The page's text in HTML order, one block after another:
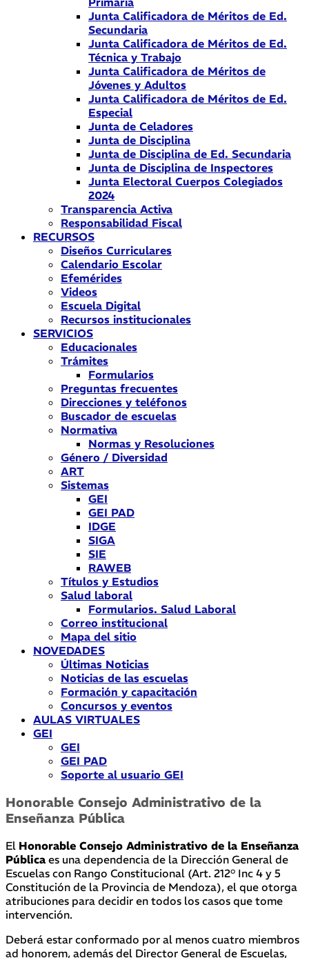
Junta Calificadora de Méritos de Ed.
Secundaria
Junta Calificadora de Méritos de Ed.
Técnica y Trabajo
Junta Calificadora de Méritos de
Jóvenes y Adultos
Junta Calificadora de Méritos de Ed.
Especial
Junta de Celadores
Junta de Disciplina
Junta de Disciplina de Ed. Secundaria
Junta de Disciplina de Inspectores
Junta Electoral Cuerpos Colegiados
2024
Transparencia Activa
Responsabilidad Fiscal
RECURSOS
Diseños Curriculares
Calendario Escolar
Efemérides
Videos
Escuela Digital
Recursos institucionales
SERVICIOS
Educacionales
Trámites
Formularios
Preguntas frecuentes
Direcciones y teléfonos
Buscador de escuelas
Normativa
Normas y Resoluciones
Género / Diversidad
ART
Sistemas
GEI
GEI PAD
IDGE
SIGA
SIE
RAWEB
Títulos y Estudios
Salud laboral
Formularios. Salud Laboral
Correo institucional
Mapa del sitio
NOVEDADES
Últimas Noticias
Noticias de las escuelas
Formación y capacitación
Concursos y eventos
AULAS VIRTUALES
GEI
GEI
GEI PAD
Soporte al usuario GEI
Honorable Consejo Administrativo de la
Enseñanza Pública
El Honorable Consejo Administrativo de la Enseñanza
Pública es una dependencia de la Dirección General de
Escuelas con Rango Constitucional (Art. 212° Inc 4 y 5
Constitución de la Provincia de Mendoza), el que otorga
atribuciones para decidir en todos los casos que tome
intervención.
Deberá estar conformado por al menos cuatro miembros
ad honorem, además del Director General de Escuelas,